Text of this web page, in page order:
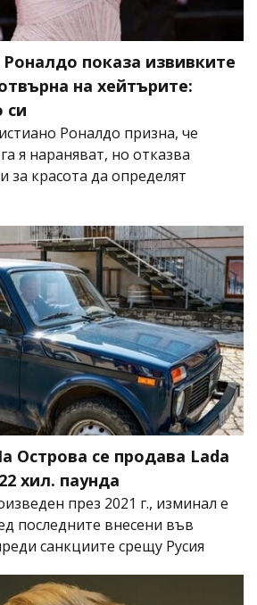
показа извивките
на хейтърите:
си
Роналдо призна, че
я нараняват, но отказва
за красота да определят
Острова се продава Lada
хил. паунда
през 2021 г., изминал е
последните внесени във
санкциите срещу Русия